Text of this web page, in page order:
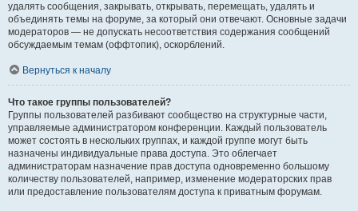
удалять сообщения, закрывать, открывать, перемещать, удалять и
объединять темы на форуме, за который они отвечают. Основные задачи
модераторов — не допускать несоответствия содержания сообщений
обсуждаемым темам (оффтопик), оскорблений.
Вернуться к началу
Что такое группы пользователей?
Группы пользователей разбивают сообщество на структурные части,
управляемые администратором конференции. Каждый пользователь
может состоять в нескольких группах, и каждой группе могут быть
назначены индивидуальные права доступа. Это облегчает
администраторам назначение прав доступа одновременно большому
количеству пользователей, например, изменение модераторских прав
или предоставление пользователям доступа к приватным форумам.